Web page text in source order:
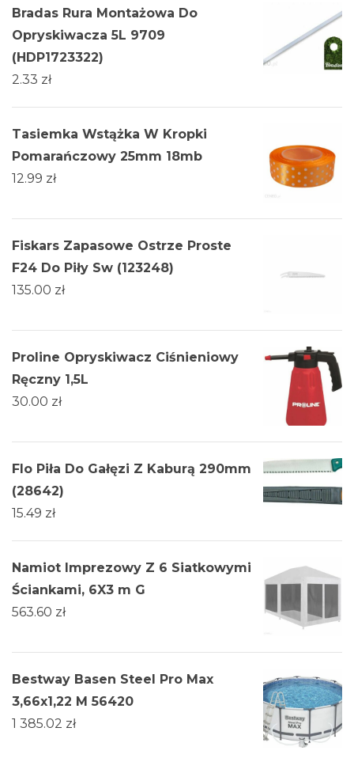
Bradas Rura Montażowa Do
Opryskiwacza 5L 9709
(HDP1723322)
2.33 zł
Tasiemka Wstążka W Kropki
Pomarańczowy 25mm 18mb
12.99 zł
Fiskars Zapasowe Ostrze Proste
F24 Do Piły Sw (123248)
135.00 zł
Proline Opryskiwacz Ciśnieniowy
Ręczny 1,5L
30.00 zł
Flo Piła Do Gałęzi Z Kaburą 290mm
(28642)
15.49 zł
Namiot Imprezowy Z 6 Siatkowymi
Ściankami, 6X3 m G
563.60 zł
Bestway Basen Steel Pro Max
3,66x1,22 M 56420
1 385.02 zł